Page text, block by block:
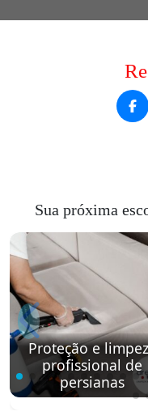
Sua próxima
Proteção e
profissional de
persianas